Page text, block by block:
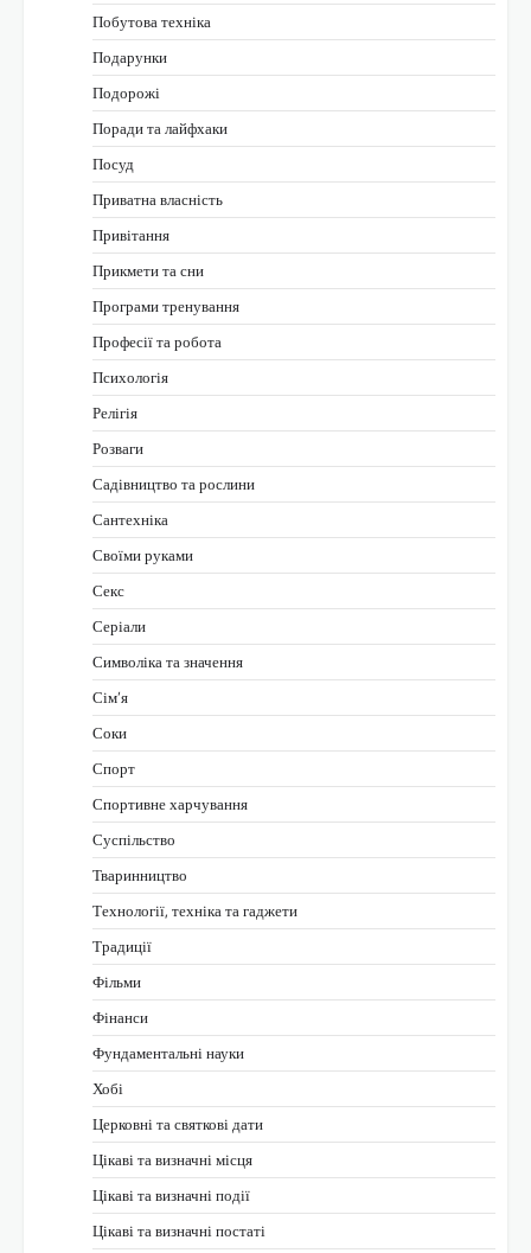
Побутова техніка
Подарунки
Подорожі
Поради та лайфхаки
Посуд
Приватна власність
Привітання
Прикмети та сни
Програми тренування
Професії та робота
Психологія
Релігія
Розваги
Садівництво та рослини
Сантехніка
Своїми руками
Секс
Серіали
Символіка та значення
Сім’я
Соки
Спорт
Спортивне харчування
Суспільство
Тваринництво
Технології, техніка та гаджети
Традиції
Фільми
Фінанси
Фундаментальні науки
Хобі
Церковні та святкові дати
Цікаві та визначні місця
Цікаві та визначні події
Цікаві та визначні постаті